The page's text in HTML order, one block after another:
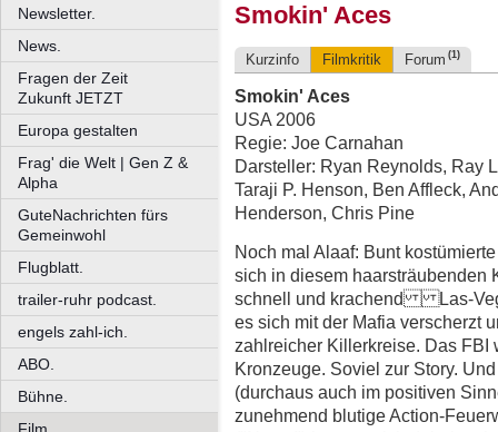
Newsletter.
News.
Fragen der Zeit
Zukunft JETZT
Europa gestalten
Frag' die Welt | Gen Z &
Alpha
GuteNachrichten fürs
Gemeinwohl
Flugblatt.
trailer-ruhr podcast.
engels zahl-ich.
ABO.
Bühne.
Smokin' Aces
Kurzinfo Filmkritik Forum (1)
Smokin' Aces
USA 2006
Regie: Joe Carnahan
Darsteller: Ryan Reynolds, Ray
Taraji P. Henson, Ben Affleck,
Henderson, Chris Pine
Noch mal Alaaf: Bunt
sich in diesem
schnell und krachend Las-
es sich mit der Mafia verscherzt
zahlreicher Killerkreise. Das
Kronzeuge. Soviel zur Story.
(durchaus auch im positiven
zunehmend blutige Action-